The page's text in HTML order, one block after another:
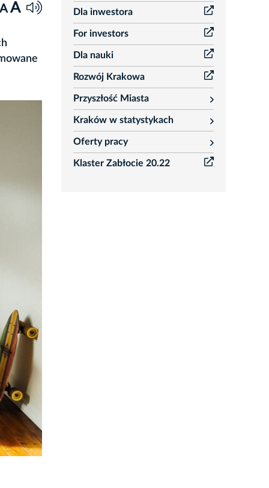
A A Dla inwestora
For investors
Dla nauki
Rozwój Krakowa
Przyszłość Miasta
rozwiń
Kraków w statystykach
rozwiń
Oferty pracy
rozwiń
Klaster Zabłocie 20.22